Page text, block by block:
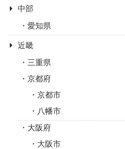
中部
愛知県
近畿
三重県
京都府
京都市
八幡市
大阪府
大阪市